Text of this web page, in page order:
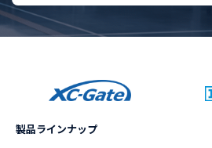
製品ラインナップ